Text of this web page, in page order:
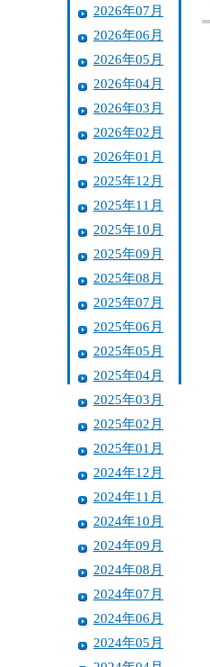
2026年07月
2026年06月
2026年05月
2026年04月
2026年03月
2026年02月
2026年01月
2025年12月
2025年11月
2025年10月
2025年09月
2025年08月
2025年07月
2025年06月
2025年05月
2025年04月
2025年03月
2025年02月
2025年01月
2024年12月
2024年11月
2024年10月
2024年09月
2024年08月
2024年07月
2024年06月
2024年05月